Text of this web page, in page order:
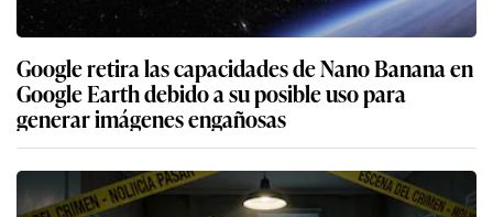
Google retira las capacidades de Nano Banana en
Google Earth debido a su posible uso para
generar imágenes engañosas